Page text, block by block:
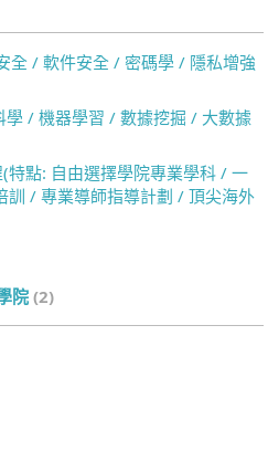
全 / 軟件安全 / 密碼學 / 隱私增強
學 / 機器學習 / 數據挖掘 / 大數據
特點: 自由選擇學院專業學科 / 一
訓 / 專業導師指導計劃 / 頂尖海外
院 (2)